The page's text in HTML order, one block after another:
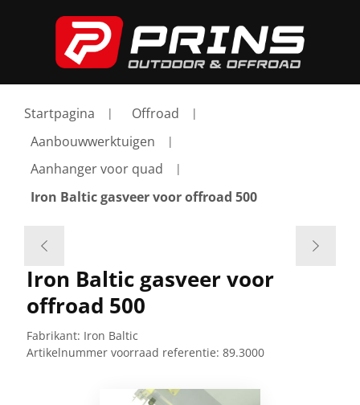
Startpagina
Offroad
Aanbouwwerktuigen
Aanhanger voor quad
Iron Baltic gasveer voor offroad 500
Iron Baltic gasveer voor
offroad 500
Fabrikant: Iron Baltic
Artikelnummer voorraad referentie: 89.3000